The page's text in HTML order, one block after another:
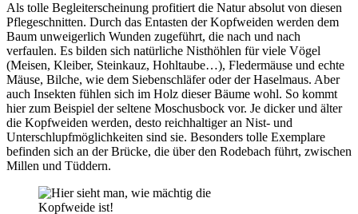
Als tolle Begleiterscheinung profitiert die Natur absolut von diesen
Pflegeschnitten. Durch das Entasten der Kopfweiden werden dem
Baum unweigerlich Wunden zugeführt, die nach und nach
verfaulen. Es bilden sich natürliche Nisthöhlen für viele Vögel
(Meisen, Kleiber, Steinkauz, Hohltaube…), Fledermäuse und echte
Mäuse, Bilche, wie dem Siebenschläfer oder der Haselmaus. Aber
auch Insekten fühlen sich im Holz dieser Bäume wohl. So kommt
hier zum Beispiel der seltene Moschusbock vor. Je dicker und älter
die Kopfweiden werden, desto reichhaltiger an Nist- und
Unterschlupfmöglichkeiten sind sie. Besonders tolle Exemplare
befinden sich an der Brücke, die über den Rodebach führt, zwischen
Millen und Tüddern.